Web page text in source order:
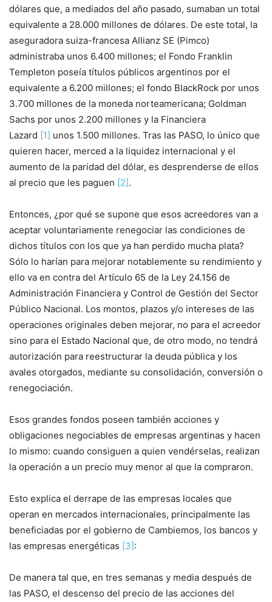
dólares que, a mediados del año pasado, sumaban un total
equivalente a 28.000 millones de dólares. De este total, la
aseguradora suiza-francesa Allianz SE (Pimco)
administraba unos 6.400 millones; el Fondo Franklin
Templeton poseía títulos públicos argentinos por el
equivalente a 6.200 millones; el fondo BlackRock por unos
3.700 millones de la moneda norteamericana; Goldman
Sachs por unos 2.200 millones y la Financiera
Lazard [1] unos 1.500 millones. Tras las PASO, lo único que
quieren hacer, merced a la liquidez internacional y el
aumento de la paridad del dólar, es desprenderse de ellos
al precio que les paguen [2].
Entonces, ¿por qué se supone que esos acreedores van a
aceptar voluntariamente renegociar las condiciones de
dichos títulos con los que ya han perdido mucha plata?
Sólo lo harían para mejorar notablemente su rendimiento y
ello va en contra del Artículo 65 de la Ley 24.156 de
Administración Financiera y Control de Gestión del Sector
Público Nacional. Los montos, plazos y/o intereses de las
operaciones originales deben mejorar, no para el acreedor
sino para el Estado Nacional que, de otro modo, no tendrá
autorización para reestructurar la deuda pública y los
avales otorgados, mediante su consolidación, conversión o
renegociación.
Esos grandes fondos poseen también acciones y
obligaciones negociables de empresas argentinas y hacen
lo mismo: cuando consiguen a quien vendérselas, realizan
la operación a un precio muy menor al que la compraron.
Esto explica el derrape de las empresas locales que
operan en mercados internacionales, principalmente las
beneficiadas por el gobierno de Cambiemos, los bancos y
las empresas energéticas [3]:
De manera tal que, en tres semanas y media después de
las PASO, el descenso del precio de las acciones del